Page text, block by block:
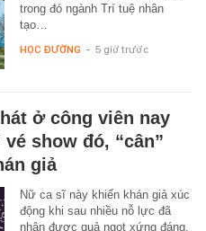
trong đó ngành Trí tuệ nhân
tạo…
HỌC ĐƯỜNG - 5 giờ trước
ở công viên nay
vé show đó, “cân”
giả
Nữ ca sĩ này khiến khán giả xúc
động khi sau nhiều nỗ lực đã
nhận được quả ngọt xứng đáng.